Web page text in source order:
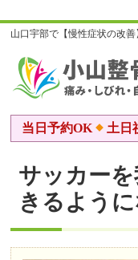
山口宇部で【慢性症状の改
当日予約OK 土日
サッカー
きるよう